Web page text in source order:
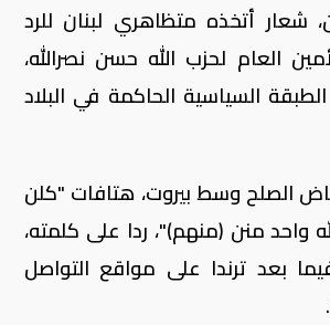
شعار أتخذه متظاهري لبنان للرد
العام لحزب الله حسن نصرالله،
السياسية الحاكمة في البلاد
الصلح وسط بيروت، هتافات "كلن
واحد منن (منهم)"، ردا على كلمته،
بعد ترندا على مواقع التواصل